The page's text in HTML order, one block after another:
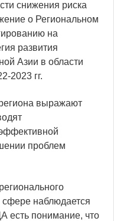
снижения риска
о Региональном
на
развития
Азии в области
2023 гг.
выражают
проблем
сфере наблюдается
есть понимание, что